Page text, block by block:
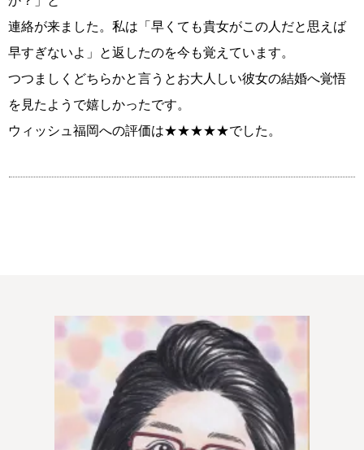
会社概要 プライバシーポリシー
特定商取引法の表記につい
連絡が来ました。私は「早くても貴女がこの人だと思えば
早すぎないよ」と返したのを今も覚えています。
つつましくどちらかと言うとお大人しい彼女の結婚へ覚悟
を見たようで嬉しかったです。
ウィッシュ福岡への評価は★★★★★でした。